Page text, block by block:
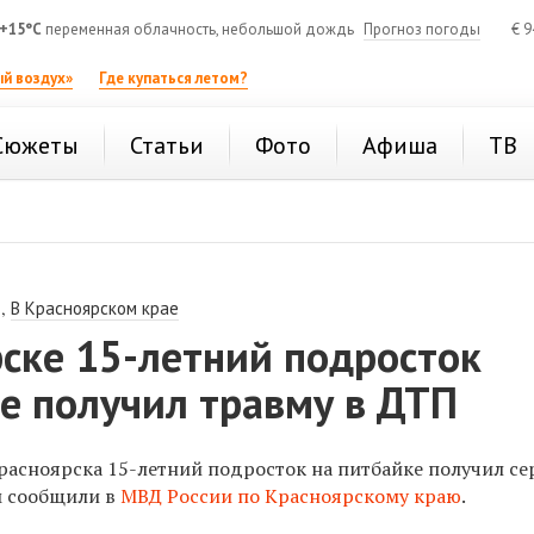
+15°C переменная облачность, небольшой дождь Прогноз погоды €
воздух» Где купаться летом?
Статьи Фото Афиша ТВ
,В Красноярском крае
15-летний подросток
получил травму в ДТП
15-летний подросток на питбайке получил
сообщили вМВД России по Красноярскому краю.